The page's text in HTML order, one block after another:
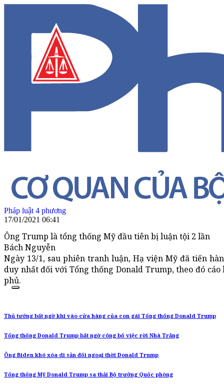
Pháp luật 4 phương
17/01/2021 06:41
Ông Trump là tổng thống Mỹ đầu tiên bị luận tội 2 lần
Bách Nguyễn
Ngày 13/1, sau phiên tranh luận, Hạ viện Mỹ đã tiến
duy nhất đối với Tổng thống Donald Trump, theo đó
phủ.
Thủ tướng bất ngờ khi vào cửa hàng của con gái Tổng thống Donald Trump
Tổng thống Donald Trump bất ngờ công bố việc rời Nhà Trắng
Ông Biden khó xóa di sản đối ngoại thời Donald Trump
Tổng thống Mỹ Donald Trump sa thải Bộ trưởng Quốc phòng